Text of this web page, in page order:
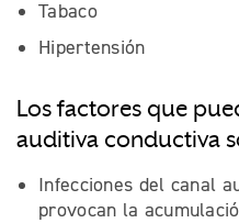
Tabaco
Hipertensión
Los factores que
auditiva conductiva
Infecciones del canal
provocan la